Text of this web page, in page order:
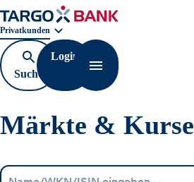
Geschäftsbereichnavigation. Aktuelle Auswahl:
Privatkunden
Suche
öffnen
Login
Navigation öffnen
Märkte & Kurse